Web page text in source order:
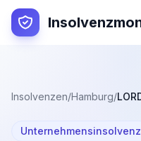
Insolvenzen/Hamburg/
Unternehmensinsolvenz